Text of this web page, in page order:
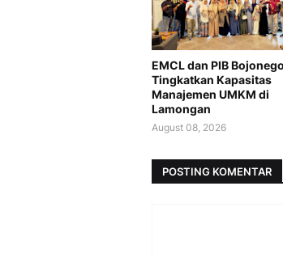
EMCL dan PIB
Tingkatkan Kapasitas
Manajemen UMKM di
Lamongan
August 08, 2026
POSTING KOMENTAR